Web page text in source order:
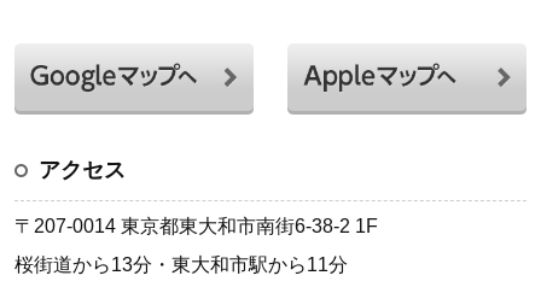
アクセス
〒207-0014 東京都東大和市南街6-38-2 1F
桜街道から13分・東大和市駅から11分